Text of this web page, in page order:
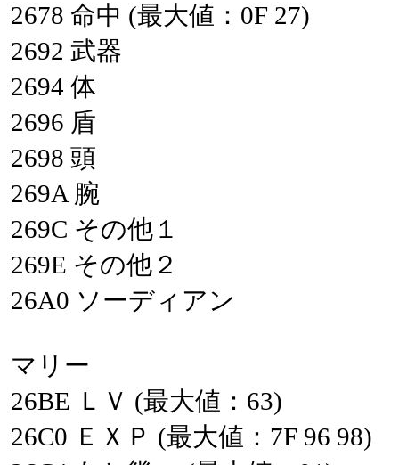
2678 命中 (最大値：0F 27)
2692 武器
2694 体
2696 盾
2698 頭
269A 腕
269C その他１
269E その他２
26A0 ソーディアン
マリー
26BE ＬＶ (最大値：63)
26C0 ＥＸＰ (最大値：7F 96 98)